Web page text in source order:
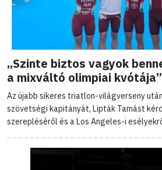
„Szinte biztos vagyok
a mixváltó olimpiai
Az újabb sikeres triatlon-világverseny
szövetségi kapitányát, Lipták Tamást
szerepléséről és a Los Angeles-i